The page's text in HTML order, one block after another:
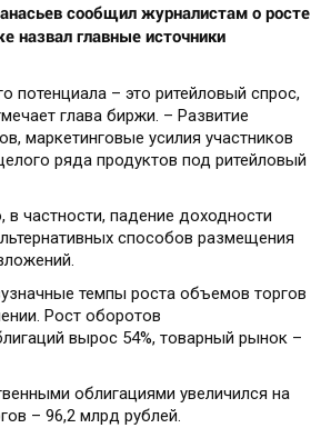
сообщил журналистам о росте
назвал главные источники
потенциала – это ритейловый спрос,
глава биржи. – Развитие
маркетинговые усилия участников
ряда продуктов под ритейловый
частности, падение доходности
способов размещения
темпы роста объемов торгов
Рост оборотов
вырос 54%, товарный рынок –
облигациями увеличился на
– 96,2 млрд рублей.